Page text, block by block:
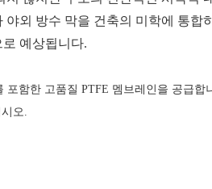
외 방수 막을 건축의 미학에 통합
예상됩니다.
포함한 고품질 PTFE 멤브레인을 공급합
오.